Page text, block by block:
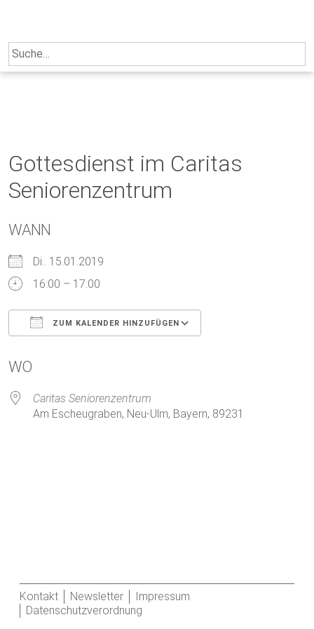
Search
for:
Gottesdienst im Caritas
Seniorenzentrum
WANN
Di.. 15.01.2019
16:00 – 17:00
ZUM KALENDER HINZUFÜGEN
WO
Caritas Seniorenzentrum
Am Escheugraben, Neu-Ulm, Bayern, 89231
Kontakt Newsletter
Impressum
Datenschutzverordnung